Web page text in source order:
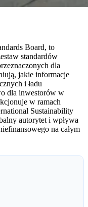
Board, to
standardów
dla
jakie informacje
i ładu
dla inwestorów w
w ramach
Sustainability
autorytet i wpływa
na całym